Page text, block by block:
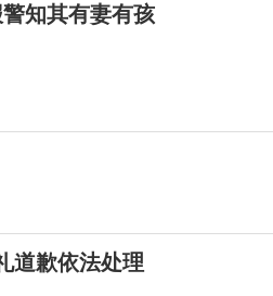
知其有妻有孩
道歉依法处理